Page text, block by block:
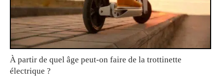
À partir de quel âge peut-on faire de la trottinette
électrique ?